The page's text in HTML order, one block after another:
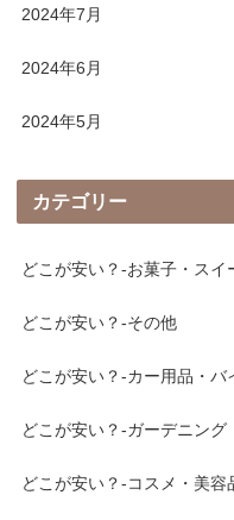
2024年7月
2024年6月
2024年5月
カテゴリー
どこが安い？-お菓子・スイ
どこが安い？-その他
どこが安い？-カー用品・バ
どこが安い？-ガーデニング
どこが安い？-コスメ・美容